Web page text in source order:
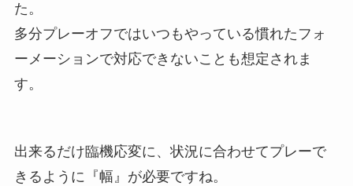
た。
多分プレーオフではいつもやっている慣れたフォ
ーメーションで対応できないことも想定されま
す。
出来るだけ臨機応変に、状況に合わせてプレーで
きるように『幅』が必要ですね。